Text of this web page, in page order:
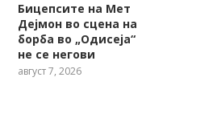
Бицепсите на Мет
Дејмон во сцена на
борба во „Одисеја“
не се негови
август 7, 2026